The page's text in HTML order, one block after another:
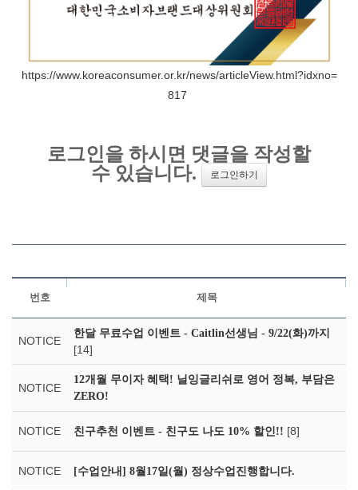
https://www.koreaconsumer.or.kr/news/articleView.html?idxno=
817